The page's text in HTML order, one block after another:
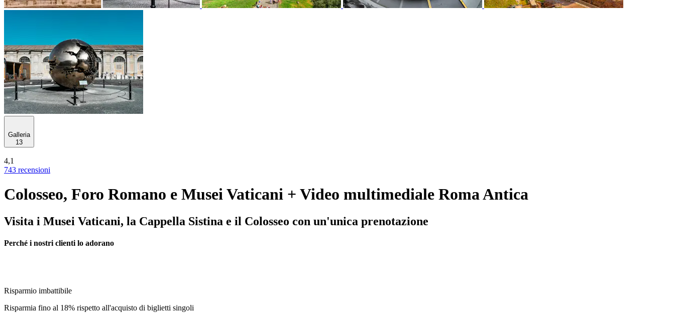
Galleria
13
4,1
743 recensioni
Colosseo, Foro Romano e Musei Vaticani + Video multimediale Roma Antica
Visita i Musei Vaticani, la Cappella Sistina e il Colosseo con un'unica prenotazione
Perché i nostri clienti lo adorano
Risparmio imbattibile
Risparmia fino al 18% rispetto all'acquisto di biglietti singoli